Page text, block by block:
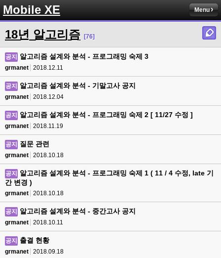
Mobile XE Menu
18년 알고리즘 [76]
공지 알고리즘 설계와 분석 - 프로그래밍 숙제 3
grmanet 2018.12.11
공지 알고리즘 설계와 분석 - 기말고사 공지
grmanet 2018.12.04
공지 알고리즘 설계와 분석 - 프로그래밍 숙제 2 [ 11/27 수정 ]
grmanet 2018.11.19
공지 질문 관련
grmanet 2018.10.18
공지
알고리즘 설계와 분석 - 프로그래밍 숙제 1 ( 11 / 4 수정, late 기
간 변경 )
grmanet 2018.10.18
공지 알고리즘 설계와 분석 - 중간고사 공지
grmanet 2018.10.11
공지 출결 현황
grmanet 2018.09.18